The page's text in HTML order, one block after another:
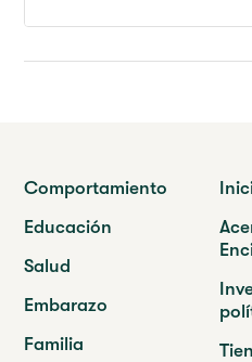
Comportamiento
Educación
Salud
Embarazo
Familia